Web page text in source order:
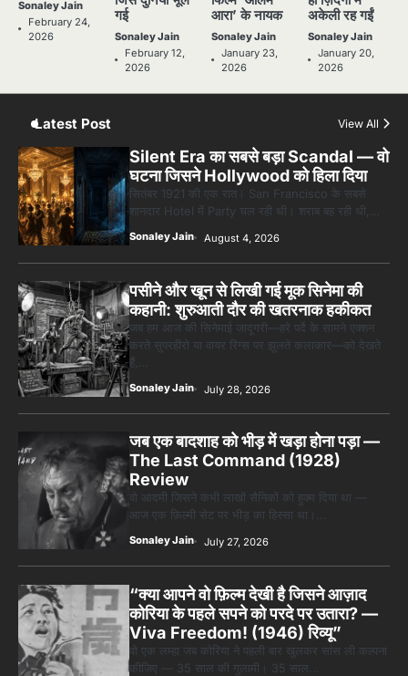
के पहले सपने को परदे पर उतारा? — Viva
Freedom! (1946) रिव्यू”
Sonaley Jain
5 Horror Films जो आपको रात को अकेले नहीं
Sonaley Jain
February 24,
2026
TOP
गई
Sonaley Jain
February 12,
2026
TOP
आरा’ के नायक
Sonaley Jain
January 23,
2026
अकेली रह गईं
Sonaley Jain
January 20,
2026
Latest Post View All
Silent Era का सबसे बड़ा Scandal — वो
घटना जिसने Hollywood को हिला दिया
सितंबर 1921 की एक रात। San Francisco के सबसे
शानदार Hotel में Party चल रही थी। शराब बह रही थी,…
Sonaley Jain August 4, 2026
पसीने और खून से लिखी गई मूक सिनेमा की
कहानी: शुरुआती दौर की खतरनाक हकीकत
जब हम आज की सिनेमाई जादूगरी—हरे पर्दे के सामने एक्शन
करते सुपरहीरो या वायर रिग्स पर झूलते कलाकार—को देखते
हैं,…
Sonaley Jain July 28, 2026
जब एक बादशाह को भीड़ में खड़ा होना पड़ा —
The Last Command (1928)
Review
वो आदमी जिसने कभी लाखों सैनिकों को हुक्म दिया था —
आज एक फ़िल्मी सेट पर भीड़ का हिस्सा था।…
Sonaley Jain July 27, 2026
“क्या आपने वो फ़िल्म देखी है जिसने आज़ाद
कोरिया के पहले सपने को परदे पर उतारा? —
Viva Freedom! (1946) रिव्यू”
वो एक लम्हा जब कोरिया ने पहली बार खुलकर सांस ली कल्पना
कीजिए — 35 साल की गुलामी। 35 साल…